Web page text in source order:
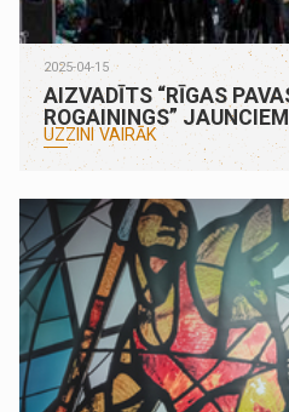
2025-04-15
AIZVADĪTS “RĪGAS
ROGAININGS”
UZZINI VAIRĀK